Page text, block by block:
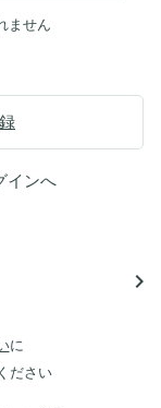
ません
インへ
navigate_next
に
ださい